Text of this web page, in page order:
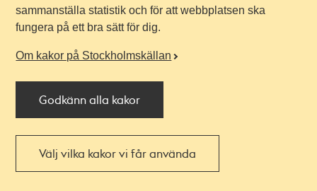
sammanställa statistik och för att webbplatsen ska
fungera på ett bra sätt för dig.
Om kakor på Stockholmskällan
Godkänn alla kakor
Välj vilka kakor vi får använda